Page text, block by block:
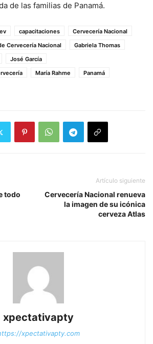
de las familias de Panamá.
capacitaciones
Cervecería Nacional
Cervecería Nacional
Gabriela Thomas
José García
María Rahme
Panamá
todo
Artículo siguiente
Cervecería Nacional renueva
la imagen de su icónica
cerveza Atlas
xpectativapty
xpectativapty.com